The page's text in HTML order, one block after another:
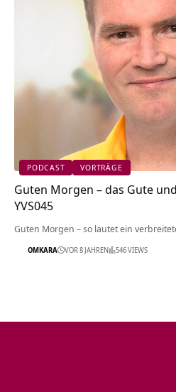
PODCAST VORTRÄGE
Guten Morgen – das Gute
YVS045
Guten Morgen – so lautet ein
OMKARA VOR 8 JAHREN 546 VIEWS